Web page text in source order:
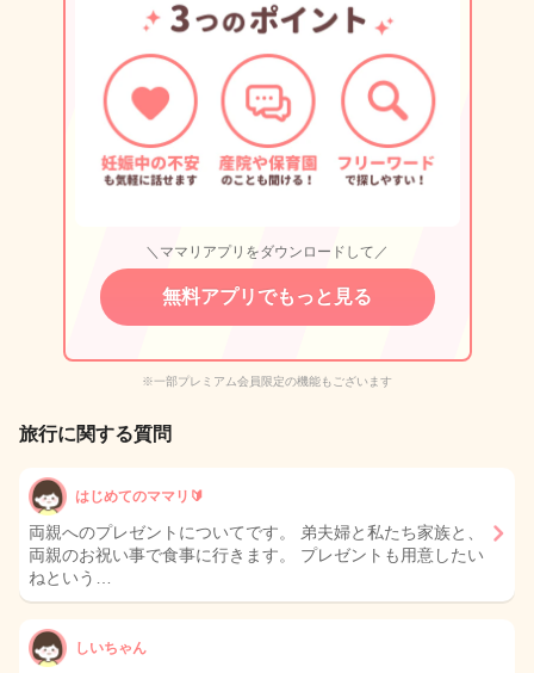
＼ママリアプリをダウンロードして／
無料アプリでもっと見る
※一部プレミアム会員限定の機能もございます
旅行に関する質問
はじめてのママリ🔰
両親へのプレゼントについてです。 弟夫婦と私たち家族と、
両親のお祝い事で食事に行きます。 プレゼントも用意したい
ねという…
しいちゃん